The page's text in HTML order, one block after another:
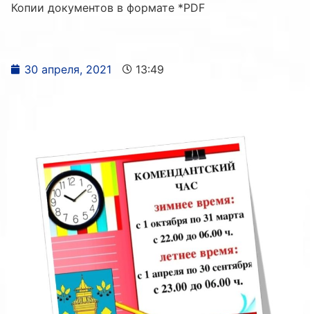
Копии документов в формате *PDF
30 апреля, 2021 13:49